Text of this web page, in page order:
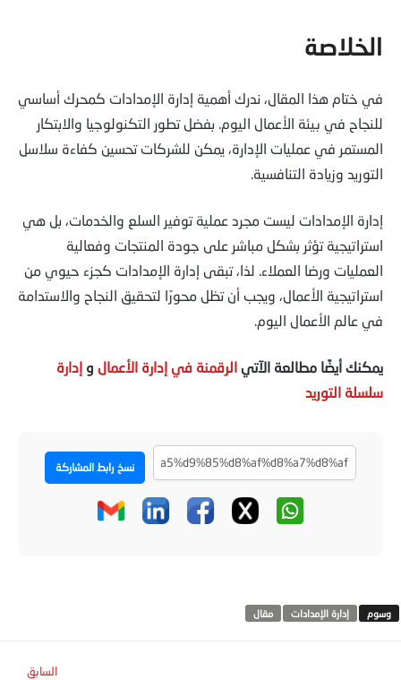
الخلاصة
في ختام هذا المقال، ندرك أهمية إدارة الإمدادات كمحرك أساسي
للنجاح في بيئة الأعمال اليوم. بفضل تطور التكنولوجيا والابتكار
المستمر في عمليات الإدارة، يمكن للشركات تحسين كفاءة سلاسل
التوريد وزيادة التنافسية.
إدارة الإمدادات ليست مجرد عملية توفير السلع والخدمات، بل هي
استراتيجية تؤثر بشكل مباشر على جودة المنتجات وفعالية
العمليات ورضا العملاء. لذا، تبقى إدارة الإمدادات كجزء حيوي من
استراتيجية الأعمال، ويجب أن تظل محورًا لتحقيق النجاح والاستدامة
في عالم الأعمال اليوم.
يمكنك أيضًا مطالعة الآتي الرقمنة في إدارة الأعمال و إدارة
سلسلة التوريد
نسخ رابط المشاركة
إدارة الإمدادات مقال